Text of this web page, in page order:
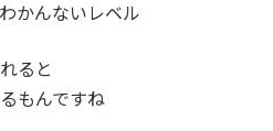
かんないレベル
ると
もんですね